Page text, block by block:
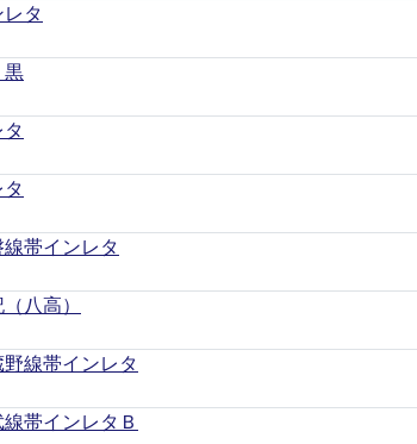
タ
帯インレタ
八高）
線帯インレタ
帯インレタＢ